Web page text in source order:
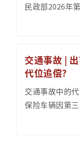
民政部2026年
比上升约
交通事故 |
代位追偿？
交通事故中的
保险车辆因第
或无力赔偿时